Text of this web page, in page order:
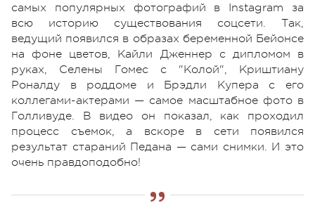
самых популярных фотографий в Instagram за
всю историю существования соцсети. Так,
ведущий появился в образах беременной Бейонсе
на фоне цветов, Кайли Дженнер с дипломом в
руках, Селены Гомес с "Колой", Криштиану
Роналду в роддоме и Брэдли Купера с его
коллегами-актерами — самое масштабное фото в
Голливуде. В видео он показал, как проходил
процесс съемок, а вскоре в сети появился
результат стараний Педана — сами снимки. И это
очень правдоподобно!